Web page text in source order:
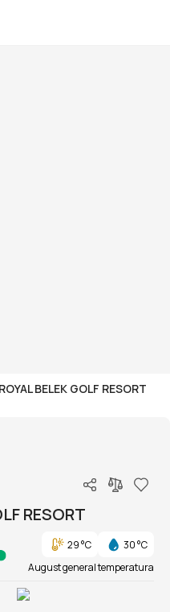
BELEK GOLF RESORT
RESORT
29 °C
30 °C
August general temperatura